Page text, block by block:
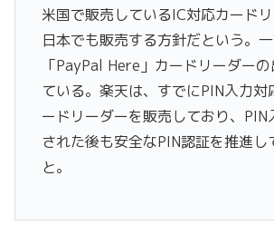
米国で販売しているIC対応カード
日本でも販売する方針だという。
「PayPal Here」カードリーダー
ている。楽天は、すでにPIN入力対
ードリーダーを販売しており、PIN
された後も安全なPIN認証を推進し
と。